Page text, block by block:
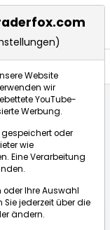
Geschäfts...
AFX COMPACT
Website
wir
YouTube-
Werbung.
oder
wie
Eine Verarbeitung
oder Ihre Auswahl
jederzeit über die
ändern.